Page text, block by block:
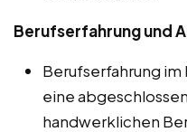
Berufserfahrung und
Berufserfahrung
eine
handwerklichen